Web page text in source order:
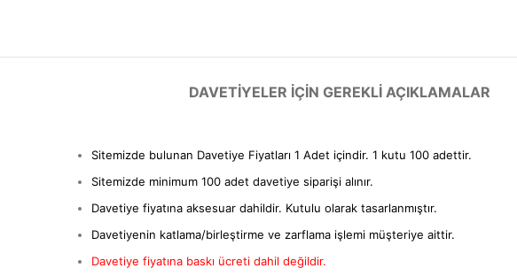
DAVETIYELER IÇIN GEREKLI AÇIKLAMALAR
Sitemizde bulunan Davetiye Fiyatları 1 Adet içindir. 1 kutu 100 adettir.
Sitemizde minimum 100 adet davetiye siparişi alınır.
Davetiye fiyatına aksesuar dahildir. Kutulu olarak tasarlanmıştır.
Davetiyenin katlama/birleştirme ve zarflama işlemi müşteriye aittir.
Davetiye fiyatına baskı ücreti dahil değildir.